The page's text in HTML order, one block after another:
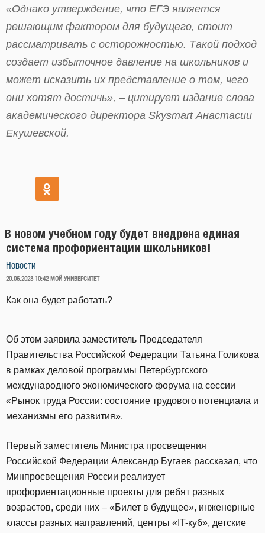
«Однако утверждение, что ЕГЭ является
решающим фактором для будущего, стоит
рассматривать с осторожностью. Такой подход
создает избыточное давление на школьников и
может исказить их представление о том, чего
они хотят достичь», – цитирует издание слова
академического директора Skysmart Анастасии
Екушевской.
В новом учебном году будет внедрена единая
система профориентации школьников!
Новости
ОПУБЛИКОВАНО
20.06.2023 10:42 МОЙ УНИВЕРСИТЕТ
Как она будет работать?
Об этом заявила заместитель Председателя
Правительства Российской Федерации Татьяна Голикова
в рамках деловой программы Петербургского
международного экономического форума на сессии
«Рынок труда России: состояние трудового потенциала и
механизмы его развития».
Первый заместитель Министра просвещения
Российской Федерации Александр Бугаев рассказал, что
Минпросвещения России реализует
профориентационные проекты для ребят разных
возрастов, среди них – «Билет в будущее», инженерные
классы разных направлений, центры «IT-куб», детские